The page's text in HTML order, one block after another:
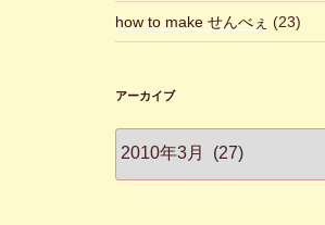
how to make せんべぇ (23)
アーカイブ
ー
カ